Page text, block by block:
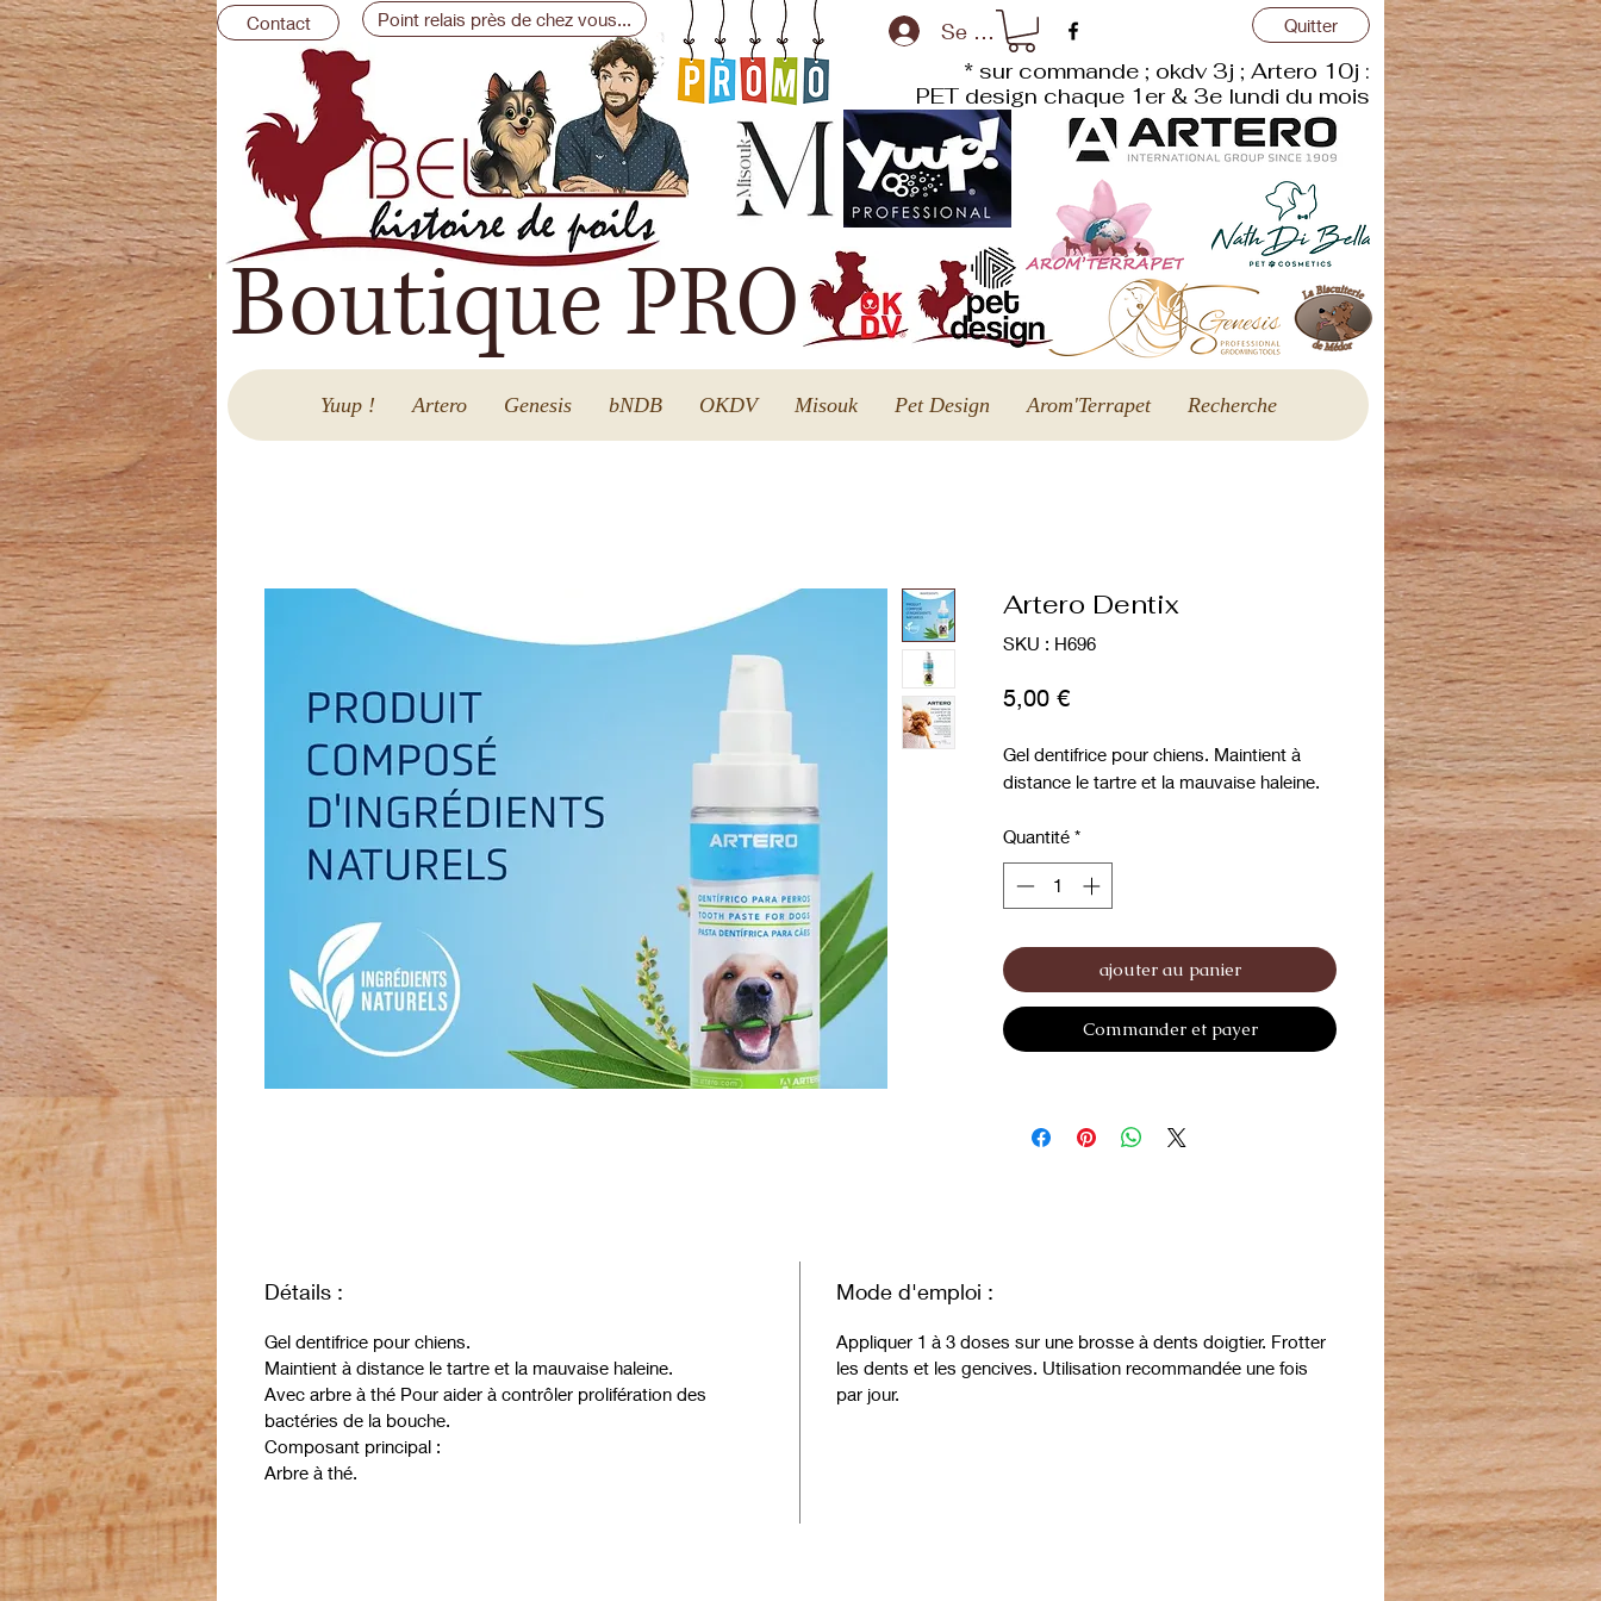
Contact Point relais près de chez vous... Se connecter
Boutique PRO
Quitter
* sur commande ; okdv 3j ; Artero 10j :
PET design chaque 1er & 3e lundi du mois
Yuup ! Artero Genesis bNDB OKDV Misouk Pet Design Arom'Terrapet Recherche
Artero Dentix
SKU : H696
5,00 €Prix
Gel dentifrice pour chiens. Maintient à
distance le tartre et la mauvaise haleine.
Quantité *
ajouter au panier
Commander et payer
Détails :
Gel dentifrice pour chiens.
Maintient à distance le tartre et la mauvaise haleine.
Avec arbre à thé Pour aider à contrôler prolifération des
bactéries de la bouche.
Composant principal :
Arbre à thé.
Mode d'emploi :
Appliquer 1 à 3 doses sur une brosse à dents doigtier. Frotter
les dents et les gencives. Utilisation recommandée une fois
par jour.